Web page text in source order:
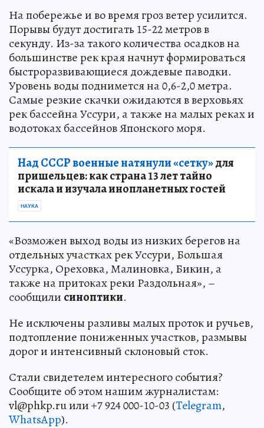
На побережье и во время гроз ветер усилится.
Порывы будут достигать 15-22 метров в
секунду. Из-за такого количества осадков на
большинстве рек края начнут формироваться
быстроразвивающиеся дождевые паводки.
Уровень воды поднимется на 0,6-2,0 метра.
Самые резкие скачки ожидаются в верховьях
рек бассейна Уссури, а также на малых реках и
водотоках бассейнов Японского моря.
Над СССР военные натянули «сетку»для
пришельцев: как страна 13 лет тайно
искала и изучала инопланетных гостей
НАУКА
«Возможен выход воды из низких берегов на
отдельных участках рек Уссури, Большая
Уссурка, Ореховка, Малиновка, Бикин, а
также на притоках реки Раздольная», –
сообщили синоптики.
Не исключены разливы малых проток и ручьев,
подтопление пониженных участков, размывы
дорог и интенсивный склоновый сток.
Стали свидетелем интересного события?
Сообщите об этом нашим журналистам:
vl@phkp.ru или +7 924 000-10-03 (Telegram,
WhatsApp).